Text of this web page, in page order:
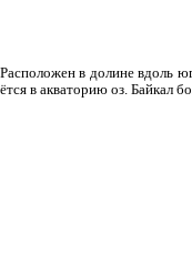
Рас­положен в долине вдоль
ётся в акваторию оз. Байкал